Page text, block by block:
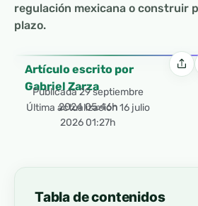
regulación mexicana o construir
plazo.
Artículo escrito por
Gabriel Zarza
Publicada29 septiembre
2024 05:46h
Última actualización 16 julio
2026 01:27h
Tabla de contenidos